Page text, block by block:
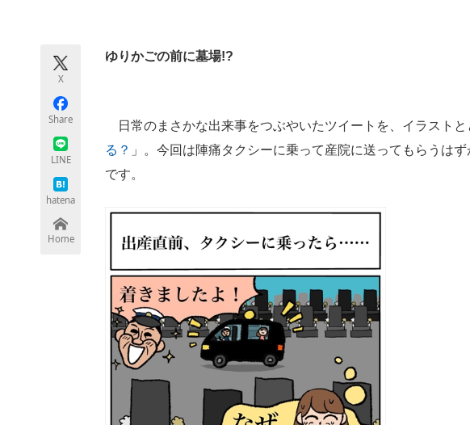
X
Share
LINE
hatena
Home
ゆりかごの前に墓場!?
日常のまさかな出来事をつぶやいたツイートを、イラストと
る？ 」。今回は陣痛タクシーに乗って産院に送ってもらうは
です。